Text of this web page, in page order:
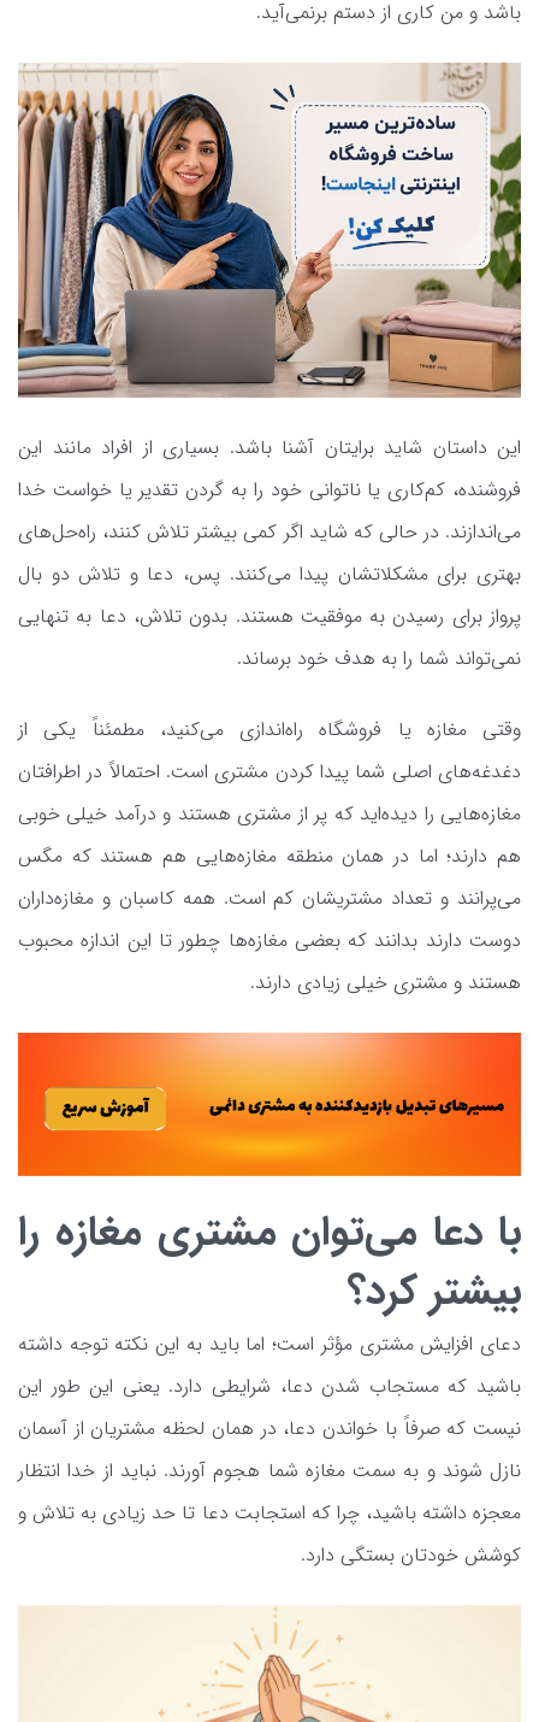
باشد و من کاری از دستم برنمی‌آید.
این داستان شاید برایتان آشنا باشد. بسیاری از افراد مانند این
فروشنده، کم‌کاری یا ناتوانی خود را به گردن تقدیر یا خواست خدا
می‌اندازند. در حالی که شاید اگر کمی بیشتر تلاش کنند، راه‌حل‌های
بهتری برای مشکلاتشان پیدا می‌کنند. پس، دعا و تلاش دو بال
پرواز برای رسیدن به موفقیت هستند. بدون تلاش، دعا به تنهایی
نمی‌تواند شما را به هدف خود برساند.
وقتی مغازه یا فروشگاه راه‌اندازی می‌کنید، مطمئناً یکی از
دغدغه‌های اصلی شما پیدا کردن مشتری است. احتمالاً در اطرافتان
مغازه‌هایی را دیده‌اید که پر از مشتری هستند و درآمد خیلی خوبی
هم دارند؛ اما در همان منطقه مغازه‌هایی هم هستند که مگس
می‌پرانند و تعداد مشتریشان کم است. همه کاسبان و مغازه‌داران
دوست دارند بدانند که بعضی مغازه‌ها چطور تا این اندازه محبوب
هستند و مشتری خیلی زیادی دارند.
با دعا می‌توان مشتری مغازه را
بیشتر کرد؟
دعای افزایش مشتری مؤثر است؛ اما باید به این نکته توجه داشته
باشید که مستجاب شدن دعا، شرایطی دارد. یعنی این طور این
نیست که صرفاً با خواندن دعا، در همان لحظه مشتریان از آسمان
نازل شوند و به سمت مغازه شما هجوم آورند. نباید از خدا انتظار
معجزه داشته باشید، چرا که استجابت دعا تا حد زیادی به تلاش و
کوشش خودتان بستگی دارد.